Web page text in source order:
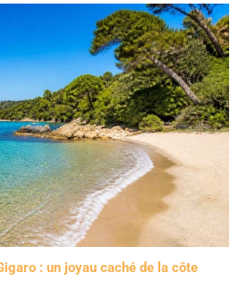
: un joyau caché de la côte